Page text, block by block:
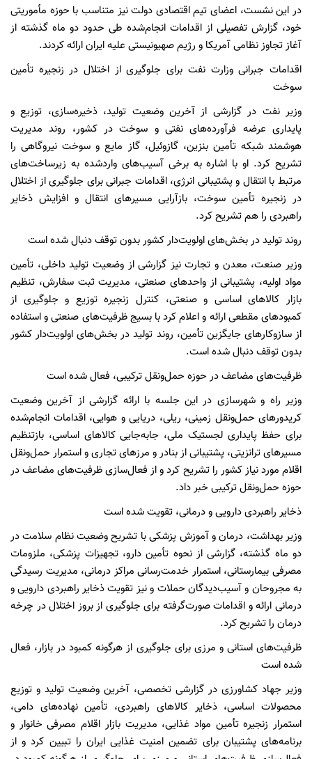
در این نشست، اعضای تیم اقتصادی دولت نیز متناسب با حوزه مأموریتی
خود، گزارش تفصیلی از اقدامات انجام‌شده طی حدود دو ماه گذشته از
آغاز تجاوز نظامی آمریکا و رژیم صهیونیستی علیه ایران ارائه کردند.
اقدامات جبرانی وزارت نفت برای جلوگیری از اختلال در زنجیره تأمین
سوخت
وزیر نفت در گزارشی از آخرین وضعیت تولید، ذخیره‌سازی، توزیع و
پایداری عرضه فرآورده‌های نفتی و سوخت در کشور، روند مدیریت
هوشمند شبکه تأمین بنزین، گازوئیل، گاز مایع و سوخت نیروگاهی را
تشریح کرد. او با اشاره به برخی آسیب‌های واردشده به زیرساخت‌های
مرتبط با انتقال و پشتیبانی انرژی، اقدامات جبرانی برای جلوگیری از اختلال
در زنجیره تأمین سوخت، بازآرایی مسیرهای انتقال و افزایش ذخایر
راهبردی را هم تشریح کرد.
روند تولید در بخش‌های اولویت‌دار کشور بدون توقف دنبال شده است
وزیر صنعت، معدن و تجارت نیز گزارشی از وضعیت تولید داخلی، تأمین
مواد اولیه، پشتیبانی از واحدهای صنعتی، مدیریت ثبت سفارش، تنظیم
بازار کالاهای اساسی و صنعتی، کنترل زنجیره توزیع و جلوگیری از
کمبودهای مقطعی ارائه و اعلام کرد با بسیج ظرفیت‌های صنعتی و استفاده
از سازوکارهای جایگزین تأمین، روند تولید در بخش‌های اولویت‌دار کشور
بدون توقف دنبال شده است.
ظرفیت‌های مضاعف در حوزه حمل‌ونقل ترکیبی، فعال شده است
وزیر راه و شهرسازی در این جلسه با ارائه گزارشی از آخرین وضعیت
کریدورهای حمل‌ونقل زمینی، ریلی، دریایی و هوایی، اقدامات انجام‌شده
برای حفظ پایداری لجستیک ملی، جابه‌جایی کالاهای اساسی، بازتنظیم
مسیرهای ترانزیتی، پشتیبانی از بنادر و مرزهای تجاری و استمرار حمل‌ونقل
اقلام مورد نیاز کشور را تشریح کرد و از فعال‌سازی ظرفیت‌های مضاعف در
حوزه حمل‌ونقل ترکیبی خبر داد.
ذخایر راهبردی دارویی و درمانی، تقویت شده است
وزیر بهداشت، درمان و آموزش پزشکی با تشریح وضعیت نظام سلامت در
دو ماه گذشته، گزارشی از نحوه تأمین دارو، تجهیزات پزشکی، ملزومات
مصرفی بیمارستانی، استمرار خدمت‌رسانی مراکز درمانی، مدیریت رسیدگی
به مجروحان و آسیب‌دیدگان حملات و نیز تقویت ذخایر راهبردی دارویی و
درمانی ارائه و اقدامات صورت‌گرفته برای جلوگیری از بروز اختلال در چرخه
درمان را تشریح کرد.
ظرفیت‌های استانی و مرزی برای جلوگیری از هرگونه کمبود در بازار، فعال
شده است
وزیر جهاد کشاورزی در گزارشی تخصصی، آخرین وضعیت تولید و توزیع
محصولات اساسی، ذخایر کالاهای راهبردی، تأمین نهاده‌های دامی،
استمرار زنجیره تأمین مواد غذایی، مدیریت بازار اقلام مصرفی خانوار و
برنامه‌های پشتیبان برای تضمین امنیت غذایی ایران را تبیین کرد و از